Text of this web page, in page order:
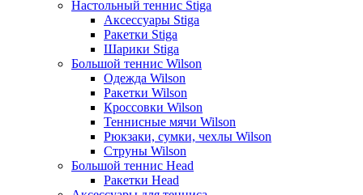
Настольный теннис Stiga
Аксессуары Stiga
Ракетки Stiga
Шарики Stiga
Большой теннис Wilson
Одежда Wilson
Ракетки Wilson
Кроссовки Wilson
Теннисные мячи Wilson
Рюкзаки, сумки, чехлы Wilson
Струны Wilson
Большой теннис Head
Ракетки Head